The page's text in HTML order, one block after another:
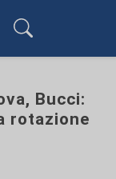
Bucci:
rotazione